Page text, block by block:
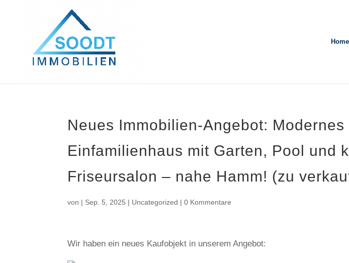
Home
Neues Immobilien-Angebot:
Einfamilienhaus mit Garten, Pool und
Friseursalon – nahe Hamm! (zu
von | Sep. 5, 2025 | Uncategorized |0 Kommentare
Wir haben ein neues Kaufobjekt in unserem Angebot: